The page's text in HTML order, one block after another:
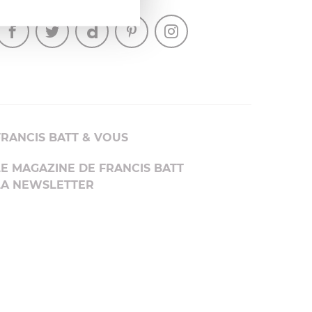
BATT & VOUS
MAGAZINE DE FRANCIS BATT
NEWSLETTER